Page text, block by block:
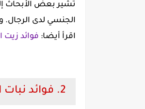
تشير بعض الأبحاث
الجنسي لدى الرجال.
اقرأ أيضا: فوائد زيت
2. فوائد نبات الجنسنج للنساء